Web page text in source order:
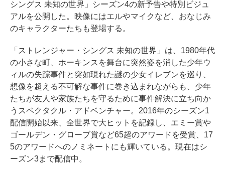
シングス 未知の世界」シーズン4の新予告や特別ビジュ
アルを公開した。映像にはエルやマイクなど、おなじみ
のキャラクターたちも登場する。
「ストレンジャー・シングス 未知の世界」は、1980年代
の小さな町、ホーキンスを舞台に突然姿を消した少年ウ
ィルの失踪事件と突如現れた謎の少女イレブンを巡り、
想像を超える不可解な事件に巻き込まれながらも、少年
たちが友人や家族たちを守るために事件解決に立ち向か
うスペクタクル・アドベンチャー。2016年のシーズン1
配信開始以来、全世界で大ヒットを記録し、エミー賞や
ゴールデン・グローブ賞など65超のアワードを受賞、17
5のアワードへのノミネートにも輝いている。現在はシ
ーズン3まで配信中。